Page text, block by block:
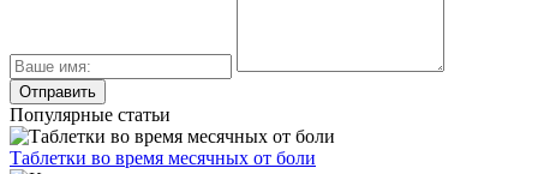
Популярные статьи
Таблетки во время месячных от боли